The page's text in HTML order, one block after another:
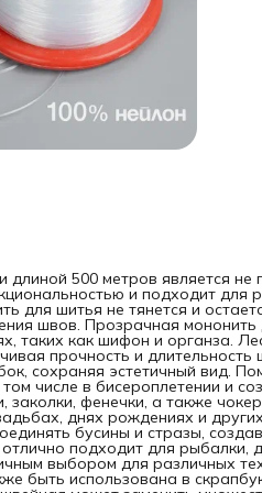
500 метров является не
и подходит для
для шитья не тянется и
швов. Прозрачная
таких как шифон и органза.
прочность и
сохраняя эстетичный вид.
числе в бисероплетении и
фенечки, а также
днях рождениях и
бусины и стразы,
подходит для рыбалки,
выбором для различных
быть использована в